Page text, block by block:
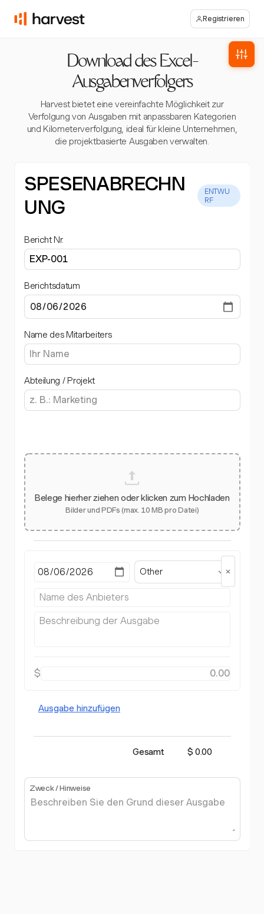
Registrieren
Download des Excel-
Ausgabenverfolgers
Harvest bietet eine vereinfachte Möglichkeit zur
Verfolgung von Ausgaben mit anpassbaren Kategorien
und Kilometerverfolgung, ideal für kleine Unternehmen,
die projektbasierte Ausgaben verwalten.
SPESENABRECHN
UNG
ENTWU
RF
Bericht Nr.
Berichtsdatum
Name des Mitarbeiters
Abteilung / Projekt
Belege hierher ziehen oder klicken zum Hochladen
Bilder und PDFs (max. 10 MB pro Datei)
Other
$
Ausgabe hinzufügen
Gesamt $ 0.00
Zweck / Hinweise